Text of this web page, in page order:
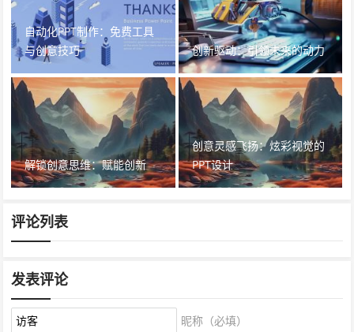
自动化PPT制作：免费工具
与创意技巧
创新驱动：引领未来的动力
解锁创意思维：赋能创新
创意灵感飞扬：炫彩视觉的
PPT设计
评论列表
发表评论
昵称（必填）